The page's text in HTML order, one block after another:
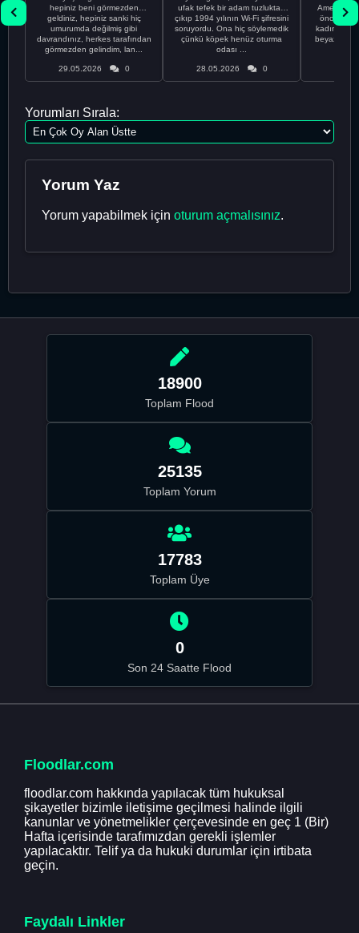
hepiniz beni görmezden
geldiniz, hepiniz sanki hiç
umurumda değilmiş gibi
davrandınız, herkes tarafından
görmezden gelindim, lan...
29.05.2026 0
ufak tefek bir adam tuzluktan
çıkıp 1994 yılının Wi-Fi şifresini
soruyordu. Ona hiç söylemedik
çünkü köpek henüz oturma
odası ...
28.05.2026 0
önce
kadınla
beyaz
Yorumları Sırala:
Yorum Yaz
Yorum yapabilmek için oturum açmalısınız.
18900
Toplam Flood
25135
Toplam Yorum
17783
Toplam Üye
0
Son 24 Saatte Flood
Floodlar.com
floodlar.com hakkında yapılacak tüm hukuksal
şikayetler bizimle iletişime geçilmesi halinde ilgili
kanunlar ve yönetmelikler çerçevesinde en geç 1 (Bir)
Hafta içerisinde tarafımızdan gerekli işlemler
yapılacaktır. Telif ya da hukuki durumlar için irtibata
geçin.
Faydalı Linkler